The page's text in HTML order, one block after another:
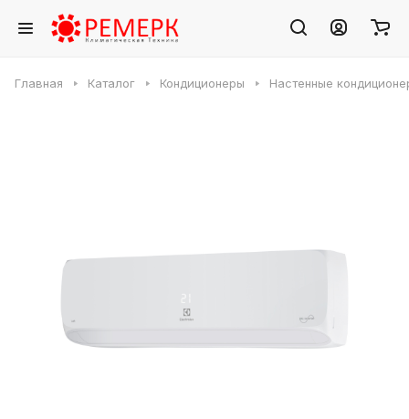
Главная Каталог Кондиционеры Настенные